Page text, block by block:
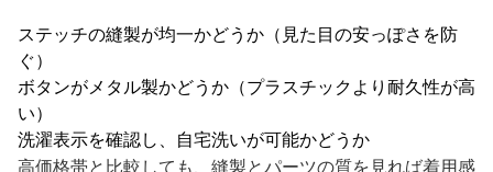
ステッチの縫製が均一かどうか（見た目の安っぽさを防
ぐ）
ボタンがメタル製かどうか（プラスチックより耐久性が高
い）
洗濯表示を確認し、自宅洗いが可能かどうか
高価格帯と比較しても、縫製とパーツの質を見れば着用感